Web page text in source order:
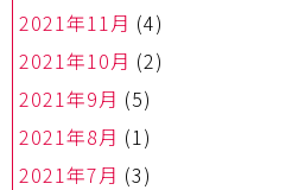
2021年11月 (4)
2021年10月 (2)
2021年9月 (5)
2021年8月 (1)
2021年7月 (3)